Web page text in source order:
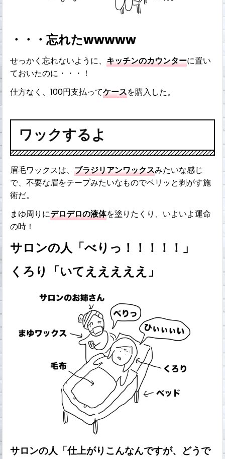
・・・忘れたwwwww
せっかく忘れないように、キッチンのカウンターに置い
ておいたのに・・・！
仕方なく、100円支払ってケースを購入した。
ワックするよ
眉毛ワックスは、ブラジリアンワックスみたいな感じ
で、不要な眉をテープみたいなものでベリッと剥がす施
術だ。
まゆ周りにデロデロの液体を塗りたくり、いよいよ運命
の時！
サロンの人「べりっ！！！！！」
くろり「いてえええええ」
サロンの人「仕上がりこんなんですが、どうで